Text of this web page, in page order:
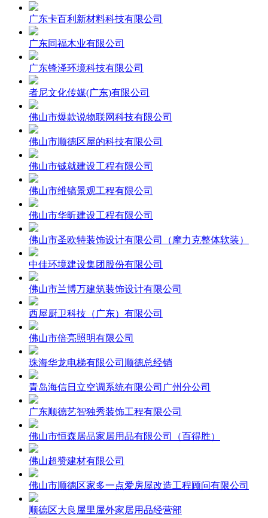
广东卡百利新材料科技有限公司
广东同福木业有限公司
广东锋泽环境科技有限公司
者尼文化传媒(广东)有限公司
佛山市爆款说物联网科技有限公司
佛山市顺德区屋的科技有限公司
佛山市铖就建设工程有限公司
佛山市维镐景观工程有限公司
佛山市华昕建设工程有限公司
佛山市圣欧特装饰设计有限公司（摩力克整体软装）
中佳环境建设集团股份有限公司
佛山市兰博万建筑装饰设计有限公司
西屋厨卫科技（广东）有限公司
佛山市倍亮照明有限公司
珠海华龙电梯有限公司顺德总经销
青岛海信日立空调系统有限公司广州分公司
广东顺德艺智独秀装饰工程有限公司
佛山市恒森居品家居用品有限公司（百得胜）
佛山超赞建材有限公司
佛山市顺德区家多一点爱房屋改造工程顾问有限公司
顺德区大良屋里屋外家居用品经营部